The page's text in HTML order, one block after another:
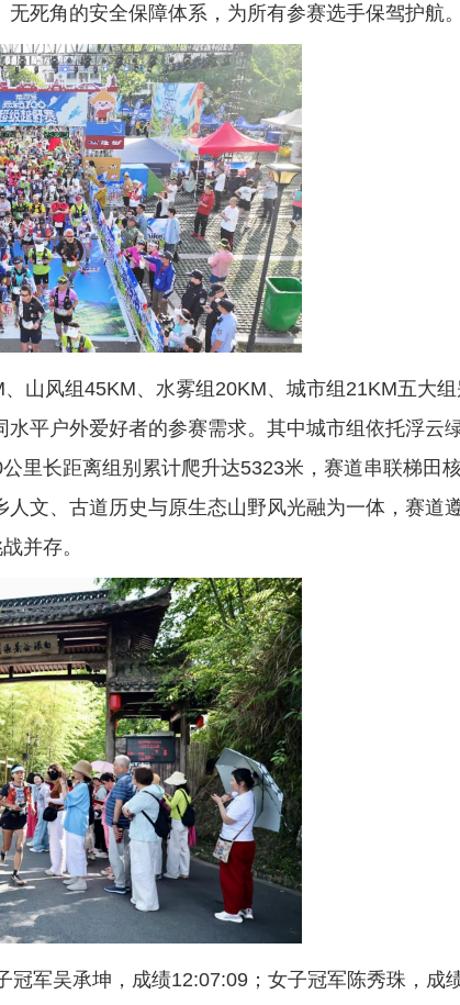
死角的安全保障体系，为所有参赛选手保驾护航
风组45KM、水雾组20KM、城市组21KM五大组
平户外爱好者的参赛需求。其中城市组依托浮云
里长距离组别累计爬升达5323米，赛道串联梯田
文、古道历史与原生态山野风光融为一体，赛道
并存。
军吴承坤，成绩12:07:09；女子冠军陈秀珠，成